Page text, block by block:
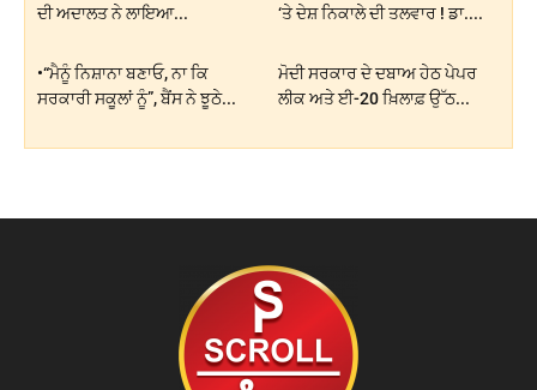
ਦੀ ਅਦਾਲਤ ਨੇ ਲਾਇਆ...
‘ਤੇ ਦੇਸ਼ ਨਿਕਾਲੇ ਦੀ ਤਲਵਾਰ ! ਡਾ....
•“ਮੈਨੂੰ ਨਿਸ਼ਾਨਾ ਬਣਾਓ, ਨਾ ਕਿ
ਸਰਕਾਰੀ ਸਕੂਲਾਂ ਨੂੰ”, ਬੈਂਸ ਨੇ ਝੂਠੇ...
ਮੋਦੀ ਸਰਕਾਰ ਦੇ ਦਬਾਅ ਹੇਠ ਪੇਪਰ
ਲੀਕ ਅਤੇ ਈ-20 ਖ਼ਿਲਾਫ਼ ਉੱਠ...